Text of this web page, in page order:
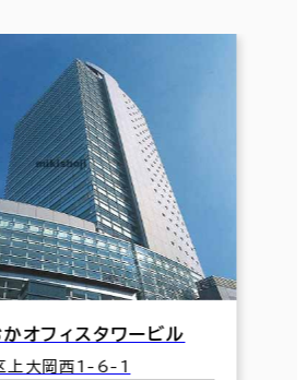
オフィスタワービル
上大岡西1-6-1